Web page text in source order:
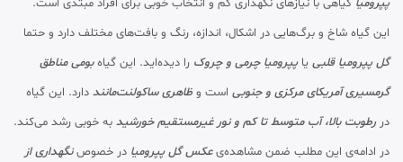
پپرومیا گیاهی با نیازهای نگهداری کم و انتخاب خوبی برای افراد مبتدی است.
این گیاه شاخ و برگ‌هایی در اشکال، اندازه، رنگ و بافت‌های مختلف دارد و حتما
گل پپرومیا قلبی یا پپرومیا چرمی و چروک را دیده‌اید. این گیاهبومی مناطق
گرمسیری آمریکای مرکزی و جنوبی است و ظاهری ساکولنت‌مانند دارد. این گیاه
دررطوبت بالا، آب متوسط تا کم و نور غیرمستقیم خورشید به خوبی رشد می‌کند.
در ادامه‌ی این مطلب ضمن مشاهده‌یعکس گل پپرومیا در خصوصنگهداری از